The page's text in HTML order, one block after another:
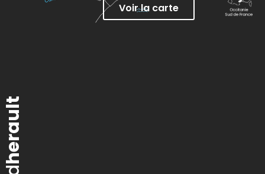
Voir la carte
d
herault